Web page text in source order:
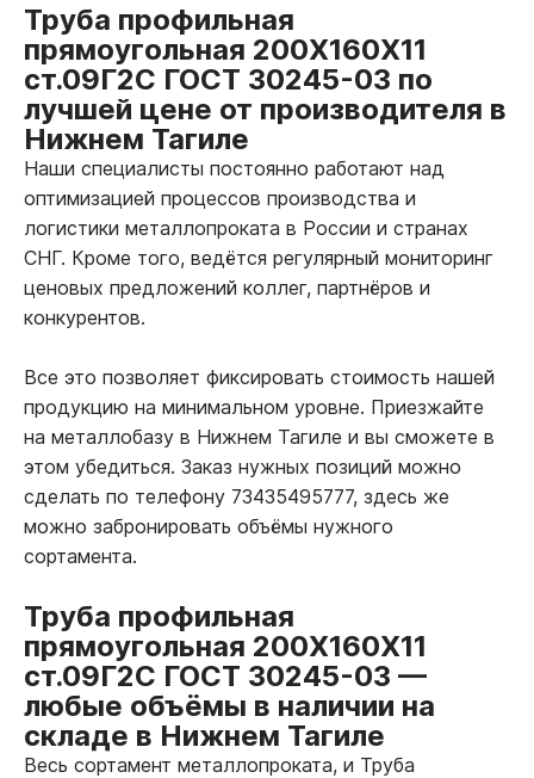
Труба профильная
прямоугольная 200Х160Х11
ст.09Г2С ГОСТ 30245-03 по
лучшей цене от производителя в
Нижнем Тагиле
Наши специалисты постоянно работают над
оптимизацией процессов производства и
логистики металлопроката в России и странах
СНГ. Кроме того, ведётся регулярный мониторинг
ценовых предложений коллег, партнёров и
конкурентов.
Все это позволяет фиксировать стоимость нашей
продукцию на минимальном уровне. Приезжайте
на металлобазу в Нижнем Тагиле и вы сможете в
этом убедиться. Заказ нужных позиций можно
сделать по телефону 73435495777, здесь же
можно забронировать объёмы нужного
сортамента.
Труба профильная
прямоугольная 200Х160Х11
ст.09Г2С ГОСТ 30245-03 —
любые объёмы в наличии на
складе в Нижнем Тагиле
Весь сортамент металлопроката, и Труба